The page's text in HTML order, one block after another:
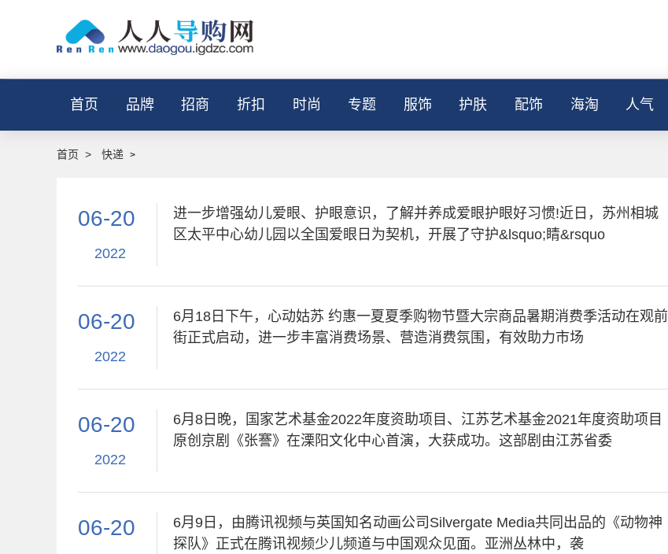
首页 品牌 招商 折扣 时尚 专题 服饰 护肤 配饰 海淘 人气
首页 > 快递 >
06-20
2022
进一步增强幼儿爱眼、护眼意识，了解并养成爱眼护眼好习惯!近日，苏州相城
区太平中心幼儿园以全国爱眼日为契机，开展了守护&lsquo;睛&rsquo
06-20
2022
6月18日下午，心动姑苏 约惠一夏夏季购物节暨大宗商品暑期消费季活动在观前
街正式启动，进一步丰富消费场景、营造消费氛围，有效助力市场
06-20
2022
6月8日晚，国家艺术基金2022年度资助项目、江苏艺术基金2021年度资助项目
原创京剧《张謇》在溧阳文化中心首演，大获成功。这部剧由江苏省委
06-20
6月9日，由腾讯视频与英国知名动画公司Silvergate Media共同出品的《动物神
探队》正式在腾讯视频少儿频道与中国观众见面。亚洲丛林中，袭